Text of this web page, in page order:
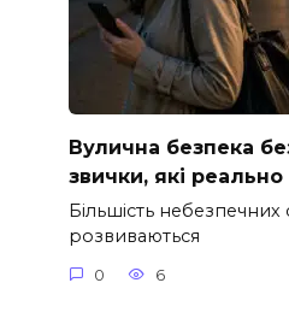
Вулична безпека
звички, які
Більшість небезпечних
розвиваються
0 6